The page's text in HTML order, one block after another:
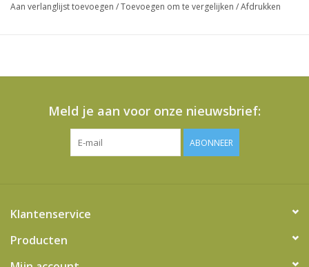
Aan verlanglijst toevoegen /Toevoegen om te vergelijken /Afdrukken
Meld je aan voor onze nieuwsbrief:
ABONNEER
Klantenservice
Producten